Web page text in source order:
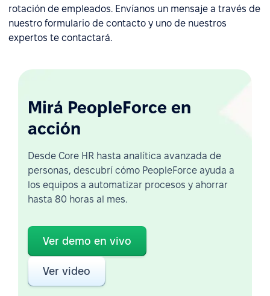
rotación de empleados. Envíanos un mensaje a través de
nuestro formulario de contacto y uno de nuestros
expertos te contactará.
Mirá PeopleForce en
acción
Desde Core HR hasta analítica avanzada de
personas, descubrí cómo PeopleForce ayuda a
los equipos a automatizar procesos y ahorrar
hasta 80 horas al mes.
Ver demo en vivo
Ver video